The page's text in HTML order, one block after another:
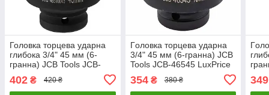
Головка торцева ударна
глибока 3/4" 45 мм (6-
гранна) JCB Tools JCB-
402 ₴ 420 ₴
Гoлoвкa тopцeвa удapнa
3/4" 45 мм (6-гранна) JCB
Tools JCB-46545 LuxPrice
354₴ 380 ₴ 349